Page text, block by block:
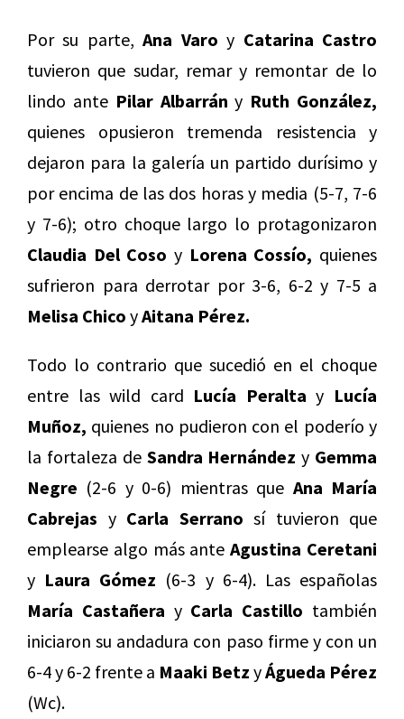
Por su parte,Ana Varo y Catarina Castro
tuvieron que sudar, remar y remontar de lo
lindo ante Pilar Albarrán y Ruth González,
quienes opusieron tremenda resistencia y
dejaron para la galería un partido durísimo y
por encima de las dos horas y media (5-7, 7-6
y 7-6); otro choque largo lo protagonizaron
Claudia Del Coso y Lorena Cossío, quienes
sufrieron para derrotar por 3-6, 6-2 y 7-5 a
Melisa Chico yAitana Pérez.
Todo lo contrario que sucedió en el choque
entre las wild card Lucía Peralta y Lucía
Muñoz, quienes no pudieron con el poderío y
la fortaleza de Sandra Hernández y Gemma
Negre (2-6 y 0-6) mientras que Ana María
Cabrejas y Carla Serrano sí tuvieron que
emplearse algo más anteAgustina Ceretani
y Laura Gómez (6-3 y 6-4). Las españolas
María Castañera y Carla Castillo también
iniciaron su andadura con paso firme y con un
6-4 y 6-2 frente a Maaki Betz yÁgueda Pérez
(Wc).